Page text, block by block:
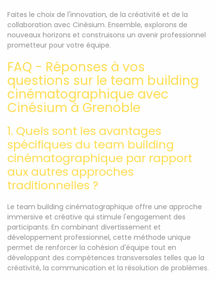
Faites le choix de l'innovation, de la créativité et de la
collaboration avec Cinésium. Ensemble, explorons de
nouveaux horizons et construisons un avenir professionnel
prometteur pour votre équipe.
FAQ - Réponses à vos
questions sur le team building
cinématographique avec
Cinésium à Grenoble
1. Quels sont les avantages
spécifiques du team building
cinématographique par rapport
aux autres approches
traditionnelles ?
Le team building cinématographique offre une approche
immersive et créative qui stimule l'engagement des
participants. En combinant divertissement et
développement professionnel, cette méthode unique
permet de renforcer la cohésion d'équipe tout en
développant des compétences transversales telles que la
créativité, la communication et la résolution de problèmes.